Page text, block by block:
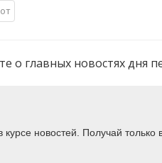
о главных новостях дня
новостей. Получай только